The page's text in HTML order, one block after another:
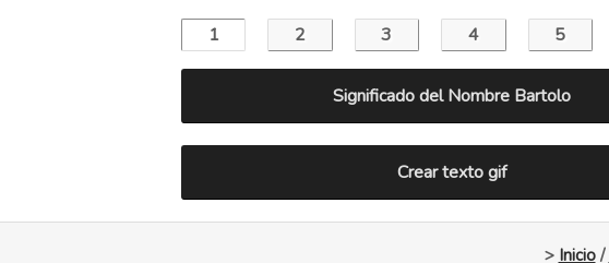
Significado del Nombre Bartolo
Crear texto gif
> Inicio/